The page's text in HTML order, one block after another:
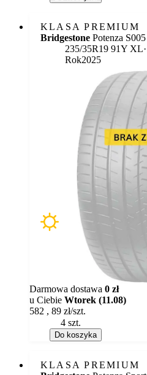
KLASA PREMIUM
Bridgestone Potenza S005
235/35R19 91Y XL
Rok2025
Dostępność:
Darmowa dostawa 0 zł
u Ciebie Wtorek (11.08)
582 , 89 zł/szt.
Do koszyka
KLASA PREMIUM